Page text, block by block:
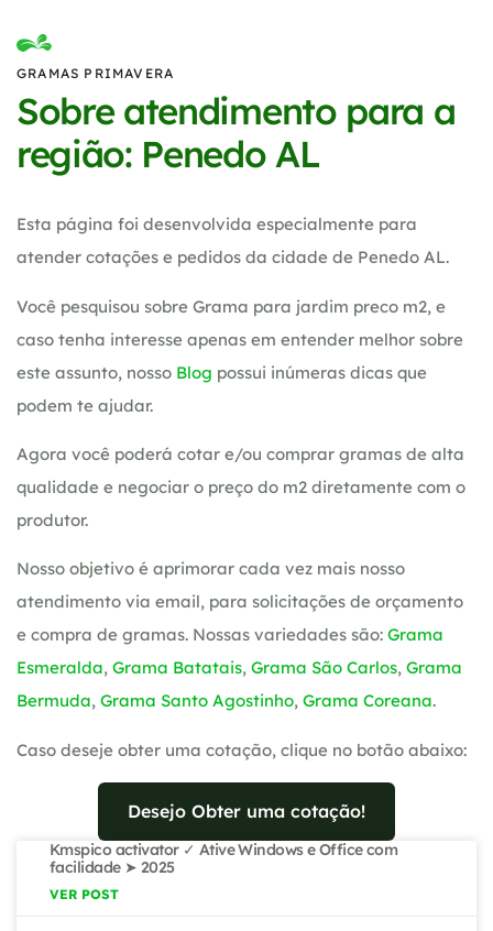
GRAMAS PRIMAVERA
Sobre atendimento para a
região: Penedo AL
Esta página foi desenvolvida especialmente para
atender cotações e pedidos da cidade de Penedo AL.
Você pesquisou sobre Grama para jardim preco m2, e
caso tenha interesse apenas em entender melhor sobre
este assunto, nosso Blog possui inúmeras dicas que
podem te ajudar.
Agora você poderá cotar e/ou comprar gramas de alta
qualidade e negociar o preço do m2 diretamente com o
produtor.
Nosso objetivo é aprimorar cada vez mais nosso
atendimento via email, para solicitações de orçamento
e compra de gramas. Nossas variedades são: Grama
Esmeralda, Grama Batatais, Grama São Carlos, Grama
Bermuda, Grama Santo Agostinho, Grama Coreana.
Caso deseje obter uma cotação, clique no botão abaixo:
Desejo Obter uma cotação!
Kmspico activator ✓ Ative Windows e Office com
facilidade ➤ 2025
VER POST